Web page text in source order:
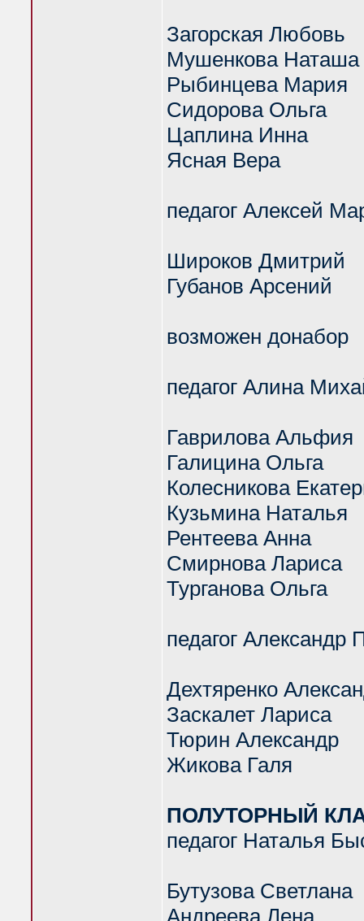
Загорская Любовь
Мушенкова Наташа
Рыбинцева Мария
Сидорова Ольга
Цаплина Инна
Ясная Вера
педагог Алексей
Широков Дмитрий
Губанов Арсений
возможен донабор
педагог Алина
Гаврилова Альфия
Галицина Ольга
Колесникова
Кузьмина Наталья
Рентеева Анна
Смирнова Лариса
Турганова Ольга
педагог Александр
Дехтяренко
Заскалет Лариса
Тюрин Александр
Жикова Галя
ПОЛУТОРНЫЙ
педагог Наталья
Бутузова Светлана
Андреева Лена